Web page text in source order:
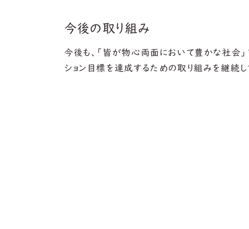
今後の取り組み
今後も、「皆が物心両面において豊かな社会
ション目標を達成するための取り組みを継続し